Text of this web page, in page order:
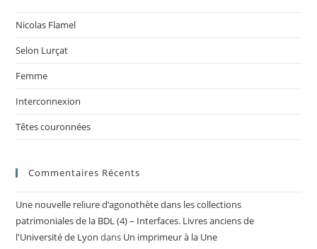
Nicolas Flamel
Selon Lurçat
Femme
Interconnexion
Têtes couronnées
Commentaires Récents
Une nouvelle reliure d’agonothète dans les collections
patrimoniales de la BDL (4) – Interfaces. Livres anciens de
l'Université de Lyon dans Un imprimeur à la Une